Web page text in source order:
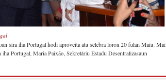
sira iha Portugal hodi aproveita atu selebra loron 20 fulan Maiu. Mai
Portugal, Maria Paixão, Sekretáriu Estadu Desentralizasaun